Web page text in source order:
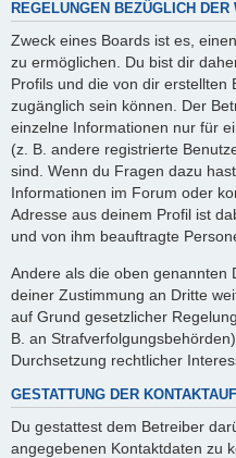
REGELUNGEN BEZÜGLICH
Zweck eines Boards ist es,
zu ermöglichen. Du bist dir
Profils und die von dir erstellten
zugänglich sein können. Der
einzelne Informationen nur für
(z. B. andere registrierte
sind. Wenn du Fragen dazu
Informationen im Forum oder
Adresse aus deinem Profil ist
und von ihm beauftragte
Andere als die oben genannten
deiner Zustimmung an Dritte
auf Grund gesetzlicher
B. an
Durchsetzung rechtlicher
GESTATTUNG DER
Du gestattest dem Betreiber
angegebenen Kontaktdaten zu